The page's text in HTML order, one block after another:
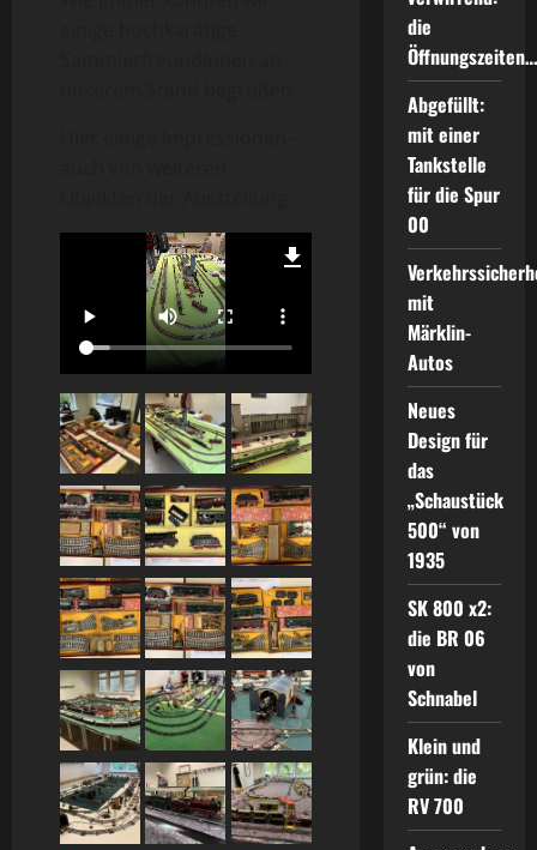
die
Öffnungszeiten…
Abgefüllt:
mit einer
Tankstelle
für die Spur
00
mit
Märklin-
Autos
Neues
Design für
das
„Schaustück
500“ von
1935
SK 800 x2:
die BR 06
von
Schnabel
Klein und
grün: die
RV 700